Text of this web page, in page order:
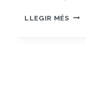
LLEGIR MÉS ET